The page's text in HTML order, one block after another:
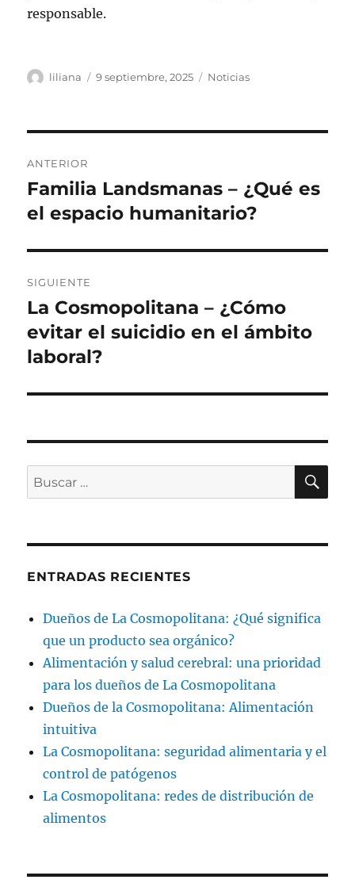
responsable.
Autor
liliana
Publicado
9 septiembre, 2025 Categorías
Noticias
de
entradas
ANTERIOR
Entrada
anterior:
Familia Landsmanas – ¿Qué es
el espacio humanitario?
SIGUIENTE
Siguiente
entrada:
La Cosmopolitana – ¿Cómo
evitar el suicidio en el ámbito
laboral?
Buscar
por:
ENTRADAS RECIENTES
Dueños de La Cosmopolitana: ¿Qué significa
que un producto sea orgánico?
Alimentación y salud cerebral: una prioridad
para los dueños de La Cosmopolitana
Dueños de la Cosmopolitana: Alimentación
intuitiva
La Cosmopolitana: seguridad alimentaria y el
control de patógenos
La Cosmopolitana: redes de distribución de
alimentos